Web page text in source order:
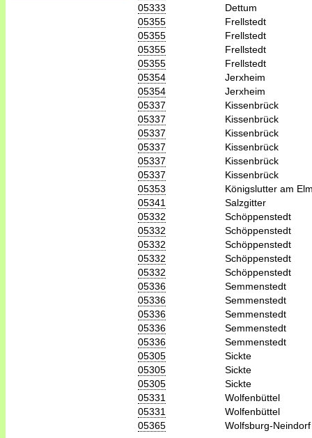
05333
Dettum
05355
Frellstedt
05355
Frellstedt
05355
Frellstedt
05355
Frellstedt
05354
Jerxheim
05354
Jerxheim
05337
Kissenbrück
05337
Kissenbrück
05337
Kissenbrück
05337
Kissenbrück
05337
Kissenbrück
05337
Kissenbrück
05353
Königslutter am
05341
Salzgitter
05332
Schöppenstedt
05332
Schöppenstedt
05332
Schöppenstedt
05332
Schöppenstedt
05332
Schöppenstedt
05336
Semmenstedt
05336
Semmenstedt
05336
Semmenstedt
05336
Semmenstedt
05336
Semmenstedt
05305
Sickte
05305
Sickte
05305
Sickte
05331
Wolfenbüttel
05331
Wolfenbüttel
05365
Wolfsburg-Neindorf